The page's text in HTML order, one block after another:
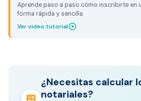
Aprende paso a paso cómo inscribirte en
forma rápida y sencilla.
Ver video tutorialplay_circle_outline
¿Necesitas calcular
notariales?